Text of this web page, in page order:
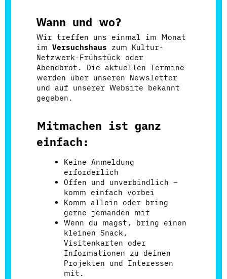
Wann und wo?
Wir treffen uns einmal im Monat
im Versuchshaus zum Kultur-
Netzwerk-Frühstück oder
Abendbrot. Die aktuellen Termine
werden über unseren Newsletter
und auf unserer Website bekannt
gegeben.
Mitmachen ist ganz
einfach:
Keine Anmeldung
erforderlich
Offen und unverbindlich –
komm einfach vorbei
Komm allein oder bring
gerne jemanden mit
Wenn du magst, bring einen
kleinen Snack,
Visitenkarten oder
Informationen zu deinen
Projekten und Interessen
mit.